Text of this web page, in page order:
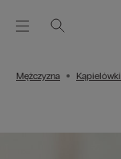
Mężczyzna Kąpielówki